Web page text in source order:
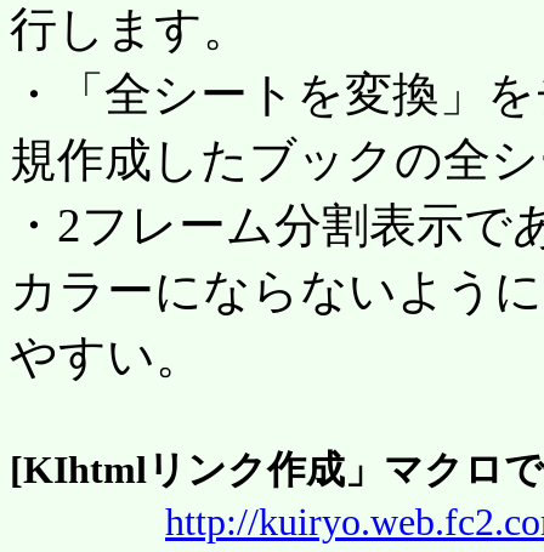
行します。
・「全シートを変換」
規作成したブックの全
・2フレーム分割表示
カラーにならないよう
やすい。
[KIhtmlリンク作成」マクロ
http://